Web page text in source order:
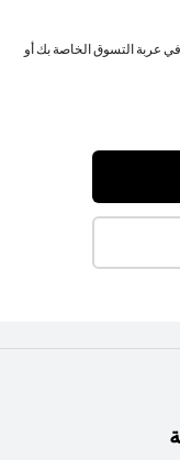
عربة التسوق الخاصة بك أو